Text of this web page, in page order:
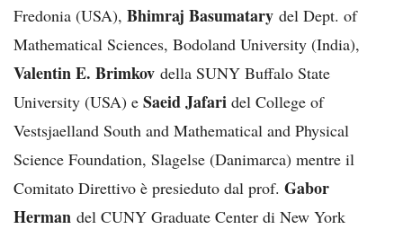
Fredonia (USA), Bhimraj Basumatary del Dept. of
Mathematical Sciences, Bodoland University (India),
Valentin E. Brimkov della SUNY Buffalo State
University (USA) e Saeid Jafari del College of
Vestsjaelland South and Mathematical and Physical
Science Foundation, Slagelse (Danimarca) mentre il
Comitato Direttivo è presieduto dal prof. Gabor
Herman del CUNY Graduate Center di New York